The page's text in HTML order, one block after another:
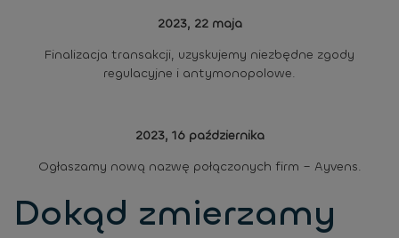
2023, 22 maja
Finalizacja transakcji, uzyskujemy niezbędne zgody
regulacyjne i antymonopolowe.
2023, 16 października
Ogłaszamy nową nazwę połączonych firm – Ayvens.
Dokąd zmierzamy